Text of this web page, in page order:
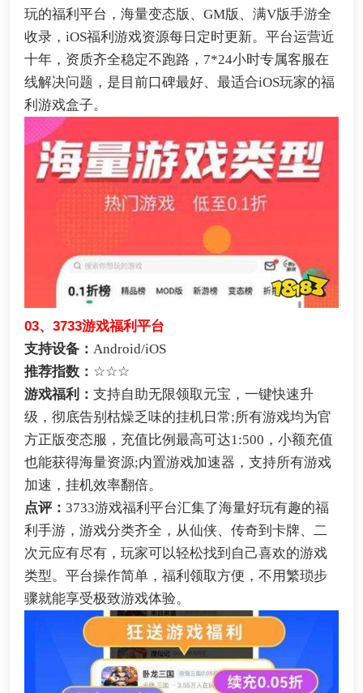
玩的福利平台，海量变态版、GM版、满V版手游全
收录，iOS福利游戏资源每日定时更新。平台运营近
十年，资质齐全稳定不跑路，7*24小时专属客服在
线解决问题，是目前口碑最好、最适合iOS玩家的福
利游戏盒子。
03、3733游戏福利平台
支持设备： Android/iOS
推荐指数： ☆☆☆
游戏福利： 支持自助无限领取元宝，一键快速升
级，彻底告别枯燥乏味的挂机日常;所有游戏均为官
方正版变态服，充值比例最高可达1:500，小额充值
也能获得海量资源;内置游戏加速器，支持所有游戏
加速，挂机效率翻倍。
点评： 3733游戏福利平台汇集了海量好玩有趣的福
利手游，游戏分类齐全，从仙侠、传奇到卡牌、二
次元应有尽有，玩家可以轻松找到自己喜欢的游戏
类型。平台操作简单，福利领取方便，不用繁琐步
骤就能享受极致游戏体验。